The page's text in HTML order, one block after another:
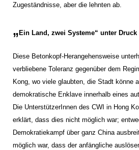
Zugeständnisse, aber die lehnten ab.
„ Ein Land, zwei Systeme“ unter Druck
Diese Betonkopf-Herangehensweise
verbliebene Toleranz gegenüber dem
Kong, wo viele glaubten, die Stadt könne
demokratische Enklave innerhalb eines
Die UnterstützerInnen des CWI in Hong
erklärt, dass dies nicht möglich war;
Demokratiekampf über ganz China
möglich war, dass der anfängliche